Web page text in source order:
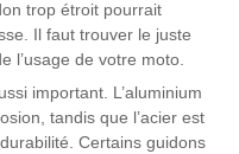
trop étroit pourrait
Il faut trouver le juste
l’usage de votre moto.
important. L’aluminium
tandis que l’acier est
Certains guidons